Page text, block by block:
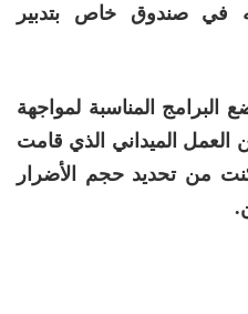
في صندوق خاص بتدبير
المناسبة لمواجهة
العمل الميداني الذي قامت
من تحديد حجم الأضرار